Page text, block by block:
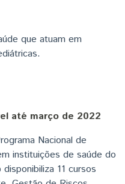
que atuam em
até março de 2022
Nacional de
instituições de saúde do
11 cursos